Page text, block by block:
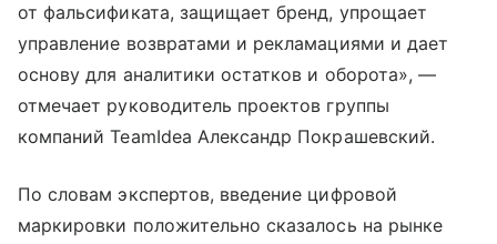
от фальсификата, защищает бренд, упрощает
управление возвратами и рекламациями и дает
основу для аналитики остатков и оборота», —
отмечает руководитель проектов группы
компаний TeamIdea Александр Покрашевский.
По словам экспертов, введение цифровой
маркировки положительно сказалось на рынке